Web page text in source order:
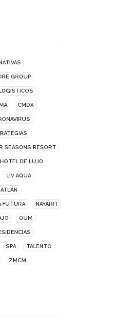
GROUP
CMDX
SEASONS RESORT
HOTEL DE LUJO
LIV AQUA
FUTURA NAYARIT
OUM
SPA TALENTO
ZMCM